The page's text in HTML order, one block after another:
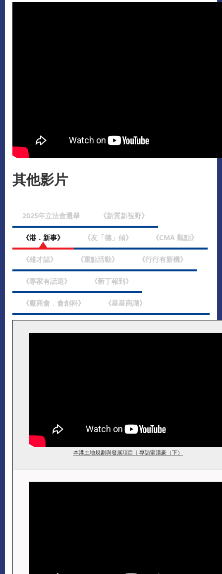
其他影片
2025年立法會選舉 《新質新視野》
《港．新事》 《友「德」傾》 《CMA 觀點》
《雄才誌》 《重點活動》 《行行有新機》
《專家有話題》 《新丁報到》
《廠商會．會創科》 《星星商識》
本港土地規劃與發展項目 | 專訪甯漢豪（下）